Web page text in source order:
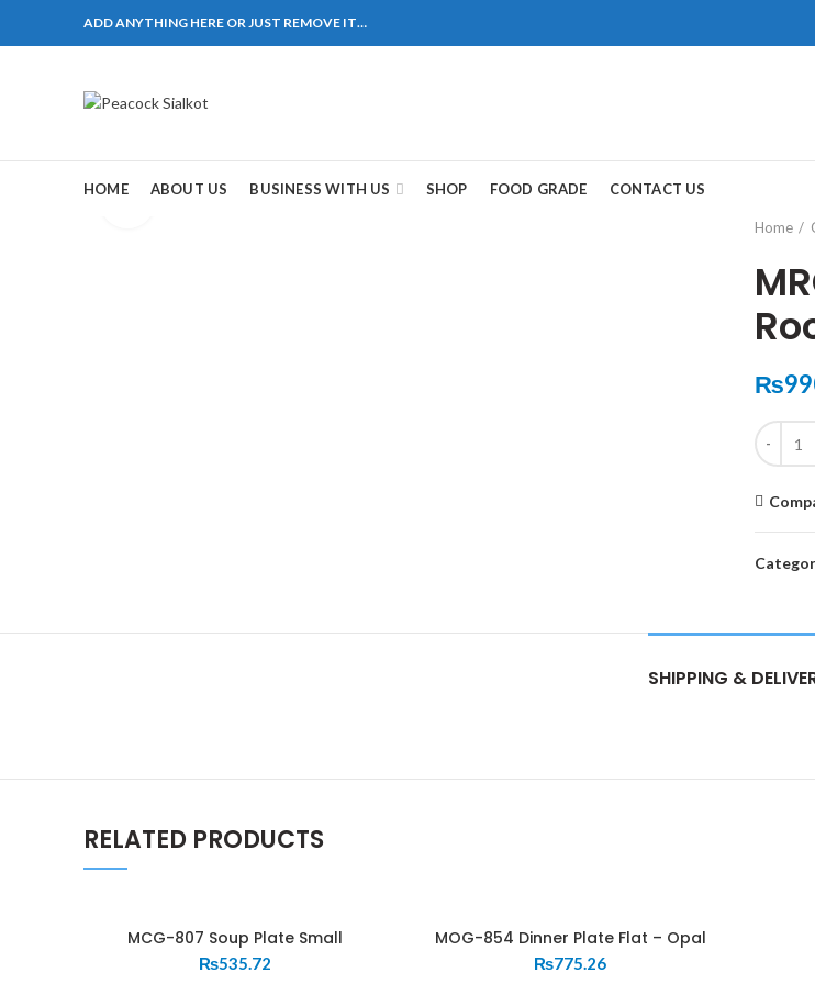
ADD ANYTHING HERE OR JUST REMOVE IT…
HOME ABOUT US BUSINESS WITH US SHOP FOOD GRADE CONTACT US
Home
₨
Quantity
SHIPPING &
RELATED PRODUCTS
MCG-807 Soup Plate Small
₨535.72
MOG-854 Dinner Plate Flat – Opal
₨775.26
Pakistan. HM Comples, Shop# 2, New Airport Road, Gwadar.
這不是因為缺乏性生活，而是因為缺乏溝通，所以保持談話很重
可以很好的幫助你獲得一場高質量的夫妻生活。 犀利士 治療陽